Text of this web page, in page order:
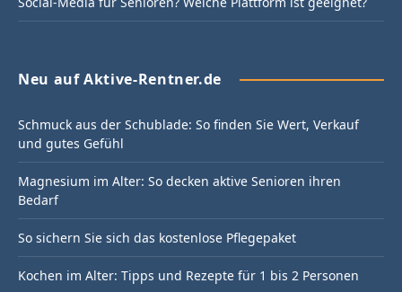
Neu auf Aktive-Rentner.de
Schmuck aus der Schublade: So finden Sie Wert, Verkauf
und gutes Gefühl
Magnesium im Alter: So decken aktive Senioren ihren
Bedarf
So sichern Sie sich das kostenlose Pflegepaket
Kochen im Alter: Tipps und Rezepte für 1 bis 2 Personen